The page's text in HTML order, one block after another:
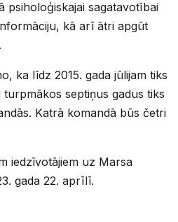
psiholoģiskajai sagatavotībai
kā arī ātri apgūt
ka līdz 2015. gada jūlijam tiks
septiņus gadus tiks
Katrā komandā būs četri
iedzīvotājiem uz Marsa
gada 22. aprīlī.